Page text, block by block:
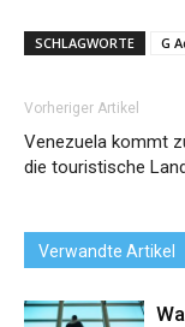
SCHLAGWORTE G
Vorheriger Artikel
Venezuela kommt
die touristische
Verwandte Artikel